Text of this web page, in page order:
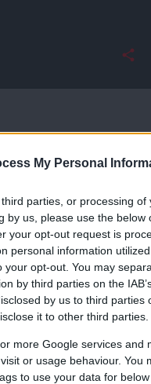
My Personal
parties, or processing of
by us, please use the below
your opt-out request is
personal information
opt-out. You may
by third parties on the
by us to third parties
it to other third parties.
more Google services and
or usage behaviour. You
to use your data for